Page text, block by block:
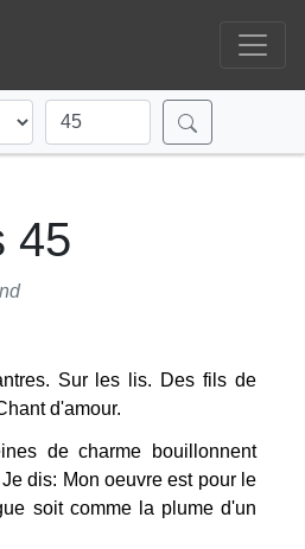
45
Sur les lis. Des fils de
d'amour.
de charme bouillonnent
dis: Mon oeuvre est pour le
soit comme la plume d'un